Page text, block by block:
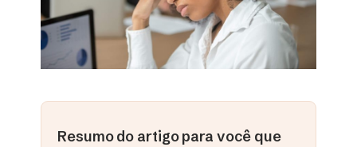
Resumo do artigo para você que